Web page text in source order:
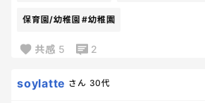
少なからず理解してくれたようで
ちょっと動いてくれなかったとき、
怒りたくないよ〜
保育園/幼稚園 #幼稚園
共感 5 2
soylatte さん 30代